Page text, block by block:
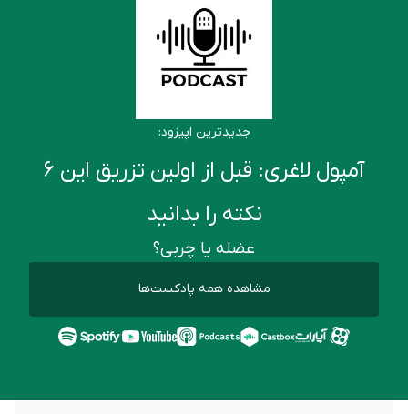
جدیدترین اپیزود:
آمپول لاغری: قبل از اولین تزریق این ۶
نکته را بدانید
عضله یا چربی؟
مشاهده همه پادکست‌ها